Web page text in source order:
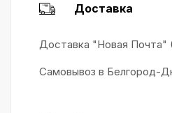
Доставка
Доставка "Новая Почта"
Самовывоз в Белгород-